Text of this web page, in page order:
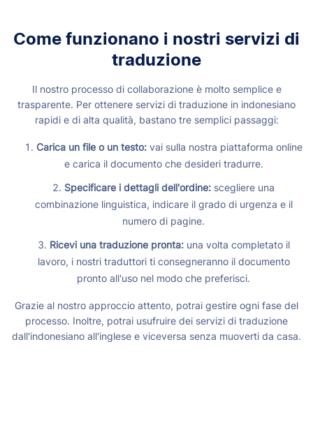
Come funzionano i nostri servizi di
traduzione
Il nostro processo di collaborazione è molto semplice e
trasparente. Per ottenere servizi di traduzione in indonesiano
rapidi e di alta qualità, bastano tre semplici passaggi:
Carica un file o un testo: vai sulla nostra piattaforma online
e carica il documento che desideri tradurre.
Specificare i dettagli dell'ordine: scegliere una
combinazione linguistica, indicare il grado di urgenza e il
numero di pagine.
Ricevi una traduzione pronta:una volta completato il
lavoro, i nostri traduttori ti consegneranno il documento
pronto all'uso nel modo che preferisci.
Grazie al nostro approccio attento, potrai gestire ogni fase del
processo. Inoltre, potrai usufruire dei servizi di traduzione
dall'indonesiano all'inglese e viceversa senza muoverti da casa.